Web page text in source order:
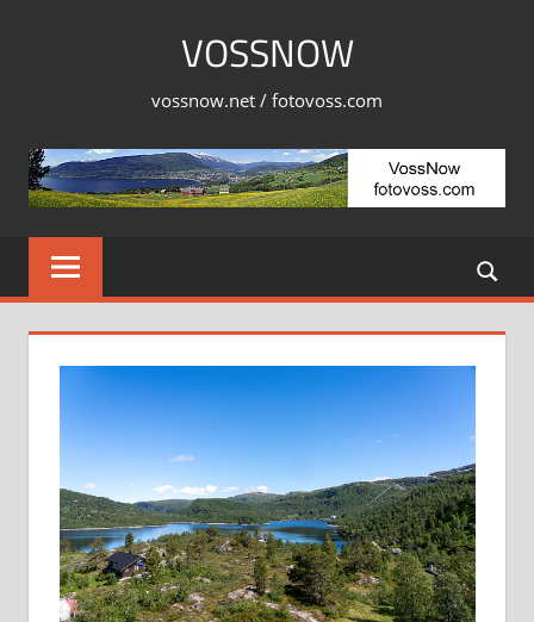
VOSSNOW
vossnow.net / fotovoss.com